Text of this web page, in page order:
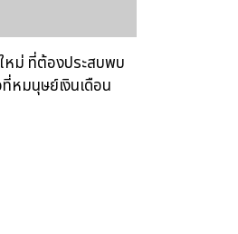
หม่ ที่ต้องประสบพบ
มนุษย์เงินเดือน